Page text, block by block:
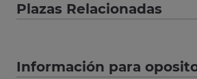
Plazas Relacionadas
Información para